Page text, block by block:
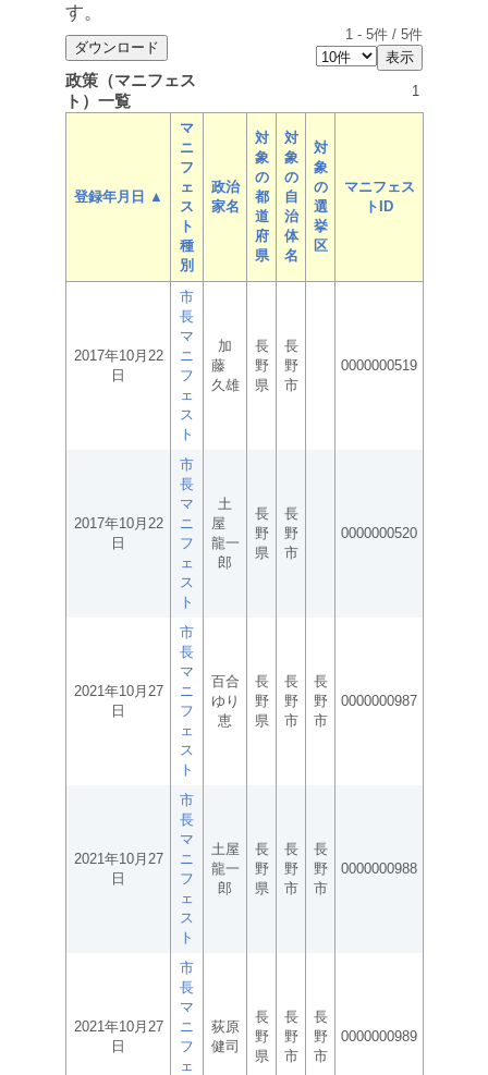
す。
1 - 5件 / 5件
政策（マニフェス
ト）一覧
1
登録年月日 ▲
マ
ニ
フ
ェ
ス
ト
種
別
政治
家名
対
象
の
都
道
府
県
対
象
の
自
治
体
名
対
象
の
選
挙
区
マニフェス
トID
2017年10月22
日
市
長
マ
ニ
フ
ェ
ス
ト
加
藤
久雄
長
野
県
長
野
市
0000000519
2017年10月22
日
市
長
マ
ニ
フ
ェ
ス
ト
土
屋
龍一
郎
長
野
県
長
野
市
0000000520
2021年10月27
日
市
長
マ
ニ
フ
ェ
ス
ト
百合
ゆり
恵
長
野
県
長
野
市
長
野
市
0000000987
2021年10月27
日
市
長
マ
ニ
フ
ェ
ス
ト
土屋
龍一
郎
長
野
県
長
野
市
長
野
市
0000000988
2021年10月27
日
市
長
マ
ニ
フ
ェ
荻原
健司
長
野
県
長
野
市
長
野
市
0000000989